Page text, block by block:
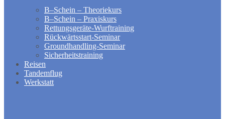
B–Schein – Theoriekurs
B–Schein – Praxiskurs
Rettungsgeräte-Wurftraining
Rückwärtsstart-Seminar
Groundhandling​-Seminar
Sicherheitstraining
Reisen
Tandemflug
Werkstatt